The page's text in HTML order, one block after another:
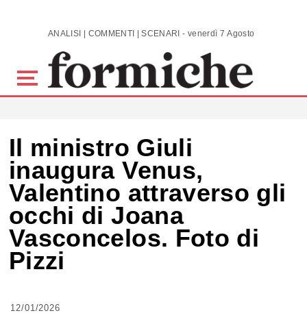
Skip to main content ANALISI | COMMENTI | SCENARI - venerdì 7 Agosto 2026
Il ministro Giuli
inaugura Venus,
Valentino attraverso gli
occhi di Joana
Vasconcelos. Foto di
Pizzi
12/01/2026